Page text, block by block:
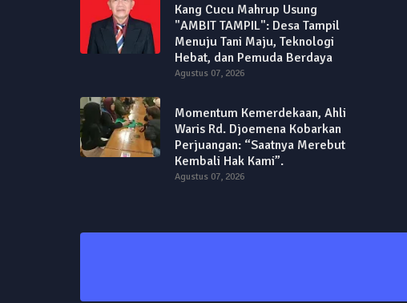
Kang Cucu Mahrup Usung
"AMBIT TAMPIL": Desa Tampil
Menuju Tani Maju, Teknologi
Hebat, dan Pemuda Berdaya
Agustus 07, 2026
Momentum Kemerdekaan, Ahli
Waris Rd. Djoemena Kobarkan
Perjuangan: “Saatnya Merebut
Kembali Hak Kami”.
Agustus 07, 2026